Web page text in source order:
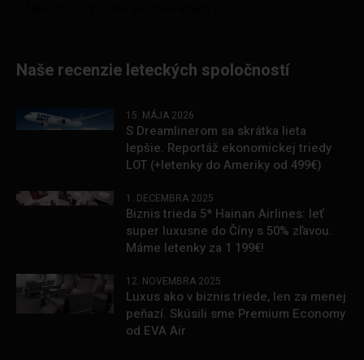
Naše recenzie leteckých spoločností
15. MÁJA 2026
S Dreamlinerom sa skrátka lieta
lepšie. Reportáž ekonomickej triedy
LOT (+letenky do Ameriky od 499€)
1. DECEMBRA 2025
Biznis trieda 5* Hainan Airlines: leť
super luxusne do Číny s 50% zľavou.
Máme letenky za 1 199€!
12. NOVEMBRA 2025
Luxus ako v biznis triede, len za menej
peňazí. Skúsili sme Premium Economy
od EVA Air